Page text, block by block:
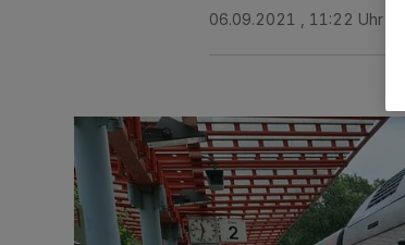
06.09.2021 , 11:22 Uhr